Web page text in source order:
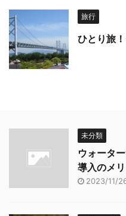
旅行
ひとり旅
未分類
ウォータ
導入のメ
2023/11/